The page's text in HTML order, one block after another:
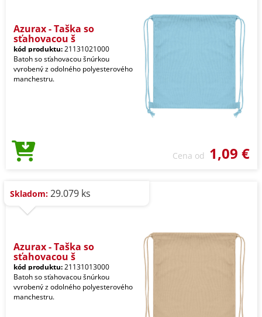
Azurax - Taška so
sťahovacou š
kód produktu:21131021000
Batoh so sťahovacou šnúrkou
vyrobený z odolného polyesterového
manchestru.
Cena od 1,09 €
Skladom: 29.079 ks
Azurax - Taška so
sťahovacou š
kód produktu:21131013000
Batoh so sťahovacou šnúrkou
vyrobený z odolného polyesterového
manchestru.